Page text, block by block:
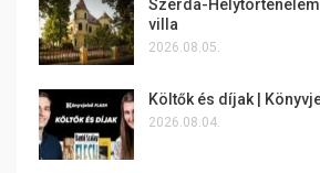
Szerda-
villa
2026.08.05.
Költők és díjak |
2026.08.04.